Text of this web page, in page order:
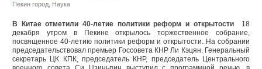
Пекин город Наука
В Китае отметили 40-летие политики реформ и открытости18
декабря утром в Пекине открылось торжественное собрание,
посвященное 40-летию политики реформ и открытости. На собрании
председательствовал премьер Госсовета КНР Ли Кэцян. Генеральный
секретарь ЦК КПК, председатель КНР, председатель Центрального